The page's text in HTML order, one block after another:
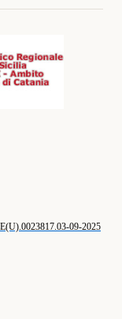
09-2025